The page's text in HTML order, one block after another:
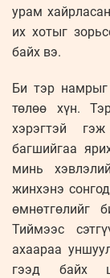
урам
их хотыг
байх вэ.
Би тэр
төлөө хүн.
хэрэгтэй
багшийгаа
минь
жинхэнэ
өмнөтгөлийг
Тиймээс
ахаараа
гээд байх